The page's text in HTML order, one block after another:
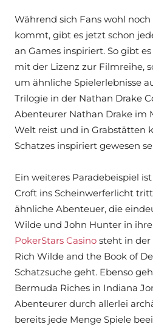
Während sich Fans wohl
kommt, gibt es jetzt schon
an Games inspiriert. So gibt
mit der Lizenz zur Filmreihe,
um ähnliche Spielerlebnisse
Trilogie in der Nathan Drake
Abenteurer Nathan Drake im
Welt reist und in Grabstätten
Schatzes inspiriert gewesen
Ein weiteres Paradebeispiel
Croft ins Scheinwerferlicht
ähnliche Abenteuer, die
Wilde und John Hunter in
PokerStars Casino steht in
Rich Wilde and the Book of
Schatzsuche geht. Ebenso
Bermuda Riches in Indiana
Abenteurer durch allerlei
bereits jede Menge Spiele